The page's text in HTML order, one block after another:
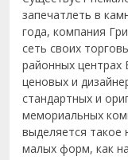
запечатлеть в
года, компания
сеть своих
районных центрах
ценовых и
стандартных и
мемориальных
выделяется такое
малых форм, как